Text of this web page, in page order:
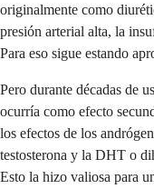
originalmente como
presión arterial alta, la
Para eso sigue estando
Pero durante décadas de
ocurría como efecto
los efectos de los
testosterona y la DHT o
Esto la hizo valiosa para